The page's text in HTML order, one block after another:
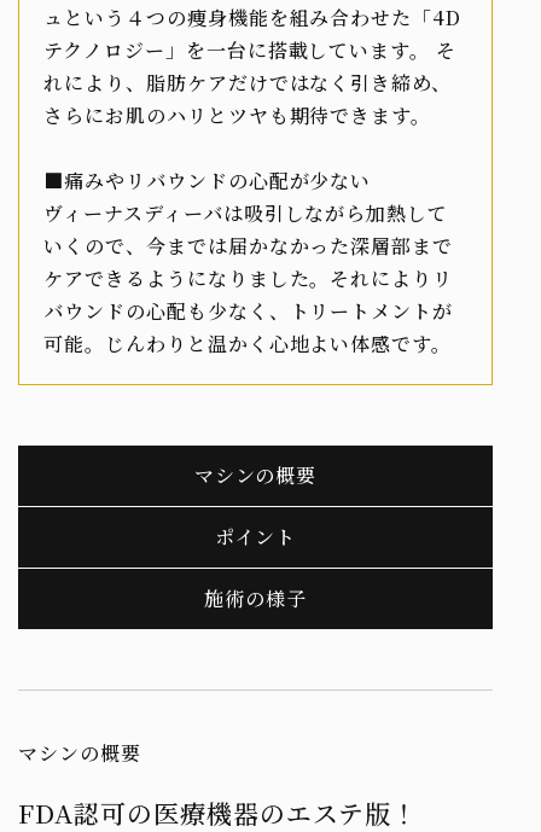
ュという４つの痩身機能を組み合わせた「4D
テクノロジー」を一台に搭載しています。 そ
れにより、脂肪ケアだけではなく引き締め、
さらにお肌のハリとツヤも期待できます。
■痛みやリバウンドの心配が少ない
ヴィーナスディーバは吸引しながら加熱して
いくので、今までは届かなかった深層部まで
ケアできるようになりました。それによりリ
バウンドの心配も少なく、トリートメントが
可能。じんわりと温かく心地よい体感です。
マシンの概要
ポイント
施術の様子
マシンの概要
FDA認可の医療機器のエステ版！